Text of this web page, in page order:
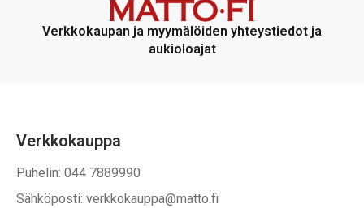
Verkkokaupan ja myymälöiden yhteystiedot ja
aukioloajat
Verkkokauppa
Puhelin: 044 7889990
Sähköposti: verkkokauppa@matto.fi